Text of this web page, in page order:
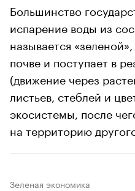
Большинство
испарение воды из
называется
почве и поступает в
(движение через
листьев, стеблей и
экосистемы, после
на территорию
Зеленая экономика